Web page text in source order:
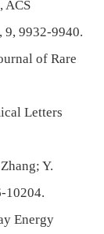
ACS
9, 9932-9940.
of Rare
Letters
Y.
10204.
Energy